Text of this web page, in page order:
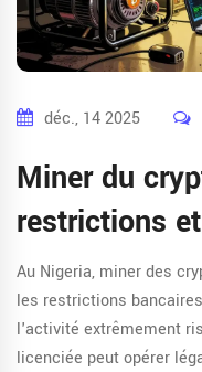
déc., 14 2025
Miner du
restrictions
Au Nigeria, miner des
les restrictions
l'activité extrêmement
licenciée peut opérer